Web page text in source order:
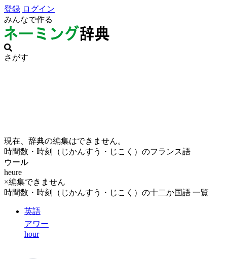
登録 ログイン
みんなで作る
さがす
現在、辞典の編集はできません。
時間数・時刻（じかんすう・じこく）のフランス語
ウール
heure
×編集できません
時間数・時刻（じかんすう・じこく）の十二か国語 一覧
英語
アワー
hour